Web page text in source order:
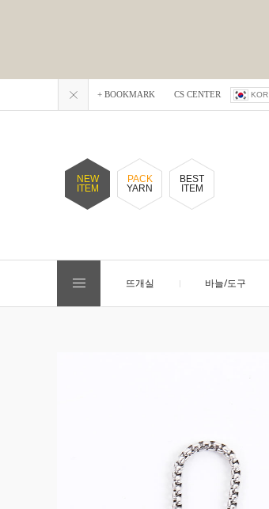
+ BOOKMARK CS CENTER KOR
NEW
ITEM
PACK
YARN
BEST
ITEM
뜨개실 바늘/도구